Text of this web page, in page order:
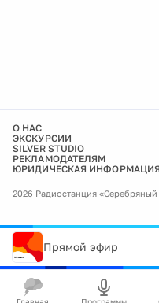
О НАС
ЭКСКУРСИИ
SILVER STUDIO
РЕКЛАМОДАТЕЛЯМ
ЮРИДИЧЕСКАЯ ИНФОРМАЦИЯ
2026 Радиостанция
Прямой эфир
Главная Программы